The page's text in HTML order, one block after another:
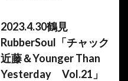
2023.4.30鶴見
RubberSoul「チャック
近藤＆Younger Than
Yesterday Vol.21」